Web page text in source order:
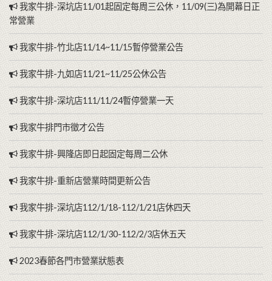
我家牛排-深坑店11/01起固定每周三公休，11/09(三)為開幕日正
常營業
我家牛排-竹北店11/14~11/15暫停營業公告
我家牛排-九如店11/21~11/25公休公告
我家牛排-深坑店111/11/24暫停營業一天
我家牛排門市徵才公告
我家牛排-興隆店即日起固定每周二公休
我家牛排-重新店營業時間更新公告
我家牛排-深坑店112/1/18-112/1/21店休四天
我家牛排-深坑店112/1/30-112/2/3店休五天
2023春節各門市營業狀態表